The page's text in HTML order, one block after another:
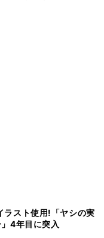
ラスト使用!「ヤシの実
4年目に突入